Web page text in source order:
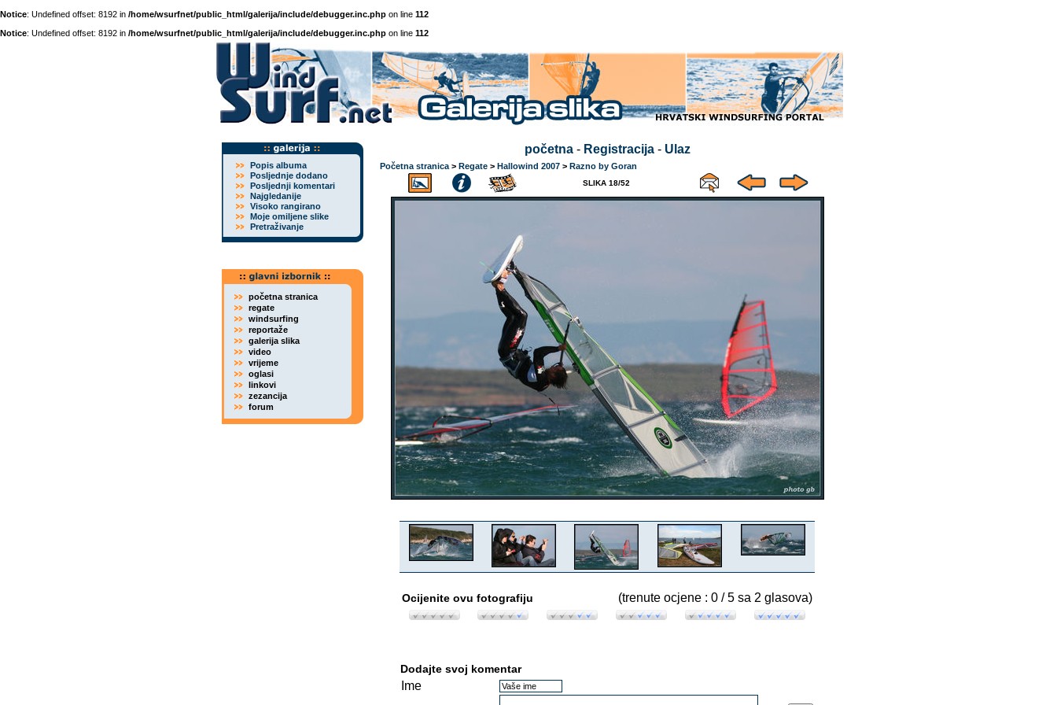
Notice: Undefined offset: 8192 in /home/wsurfnet/public_html/galerija/include/debugger.inc.php on line 112
Notice: Undefined offset: 8192 in /home/wsurfnet/public_html/galerija/include/debugger.inc.php on line 112
Popis albuma
Posljednje dodano
Posljednji komentari
Najgledanije
Visoko rangirano
Moje omiljene slike
Pretraživanje
početna stranica
regate
windsurfing
reportaže
galerija slika
video
vrijeme
oglasi
linkovi
zezancija
forum
početna- Registracija- Ulaz
Početna stranica > Regate > Hallowind 2007 > Razno by Goran
SLIKA 18/52
Ocijenite ovu fotografiju (trenute ocjene : 0 / 5 sa 2 glasova)
Dodajte svoj komentar
Ime